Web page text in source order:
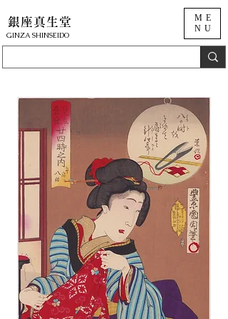
ME
NU
銀座真生堂
​GINZA SHINSEIDO